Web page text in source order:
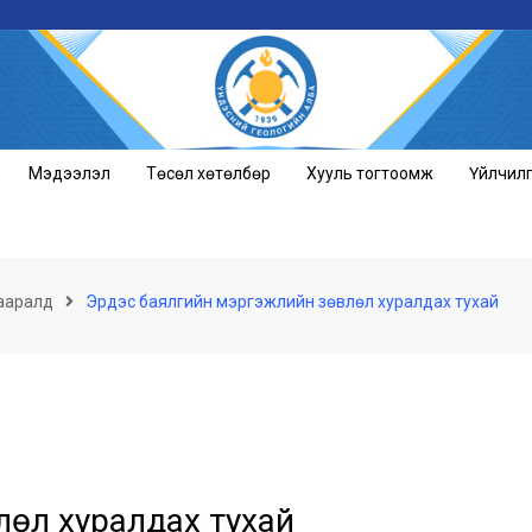
Мэдээлэл Төсөл хөтөлбөр Хууль тогтоомж
Эрдэс баялгийн мэргэжлийн зөвлөл хуралдах тухай
хуралдах тухай